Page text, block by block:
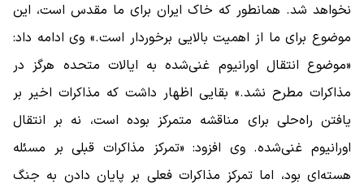
نخواهد شد. همانطور که خاک ایران برای ما مقدس است، این
موضوع برای ما از اهمیت بالایی برخوردار است.» وی ادامه داد:
«موضوع انتقال اورانیوم غنی‌شده به ایالات متحده هرگز در
مذاکرات مطرح نشد.» بقایی اظهار داشت که مذاکرات اخیر بر
یافتن راه‌حلی برای مناقشه متمرکز بوده است، نه بر انتقال
اورانیوم غنی‌شده. وی افزود: «تمرکز مذاکرات قبلی بر مسئله
هسته‌ای بود، اما تمرکز مذاکرات فعلی بر پایان دادن به جنگ